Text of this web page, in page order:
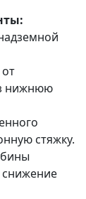
нижнюю
стяжку.
снижение